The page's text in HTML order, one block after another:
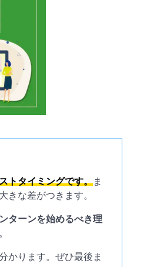
トタイミングです。ま
きな差がつきます。
ターンを始めるべき理
かります。ぜひ最後ま